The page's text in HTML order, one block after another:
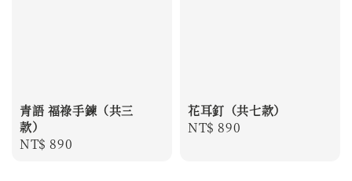
青語 福祿手鍊（共三
款）
Regular
NT$ 890
花耳釘（共七款）
Regular
NT$ 890